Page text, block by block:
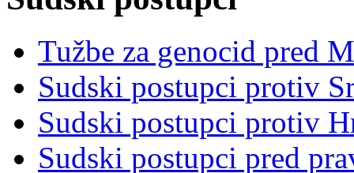
Tužbe za genocid pred
Sudski postupci protiv
Sudski postupci protiv
Sudski postupci pred